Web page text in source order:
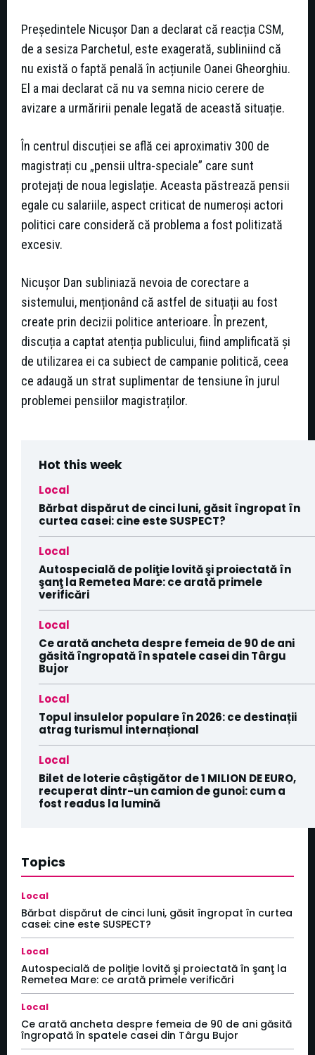
Președintele Nicușor Dan a declarat că reacția CSM,
de a sesiza Parchetul, este exagerată, subliniind că
nu există o faptă penală în acțiunile Oanei Gheorghiu.
El a mai declarat că nu va semna nicio cerere de
avizare a urmăririi penale legată de această situație.
În centrul discuției se află cei aproximativ 300 de
magistrați cu „pensii ultra-speciale” care sunt
protejați de noua legislație. Aceasta păstrează pensii
egale cu salariile, aspect criticat de numeroși actori
politici care consideră că problema a fost politizată
excesiv.
Nicușor Dan subliniază nevoia de corectare a
sistemului, menționând că astfel de situații au fost
create prin decizii politice anterioare. În prezent,
discuția a captat atenția publicului, fiind amplificată și
de utilizarea ei ca subiect de campanie politică, ceea
ce adaugă un strat suplimentar de tensiune în jurul
problemei pensiilor magistraților.
Hot this week
Local
Bărbat dispărut de cinci luni, găsit îngropat în
curtea casei: cine este SUSPECT?
Local
Autospecială de poliţie lovită şi proiectată în
şanţ la Remetea Mare: ce arată primele
verificări
Local
Ce arată ancheta despre femeia de 90 de ani
găsită îngropată în spatele casei din Târgu
Bujor
Local
Topul insulelor populare în 2026: ce destinații
atrag turismul internațional
Local
Bilet de loterie câștigător de 1 MILION DE EURO,
recuperat dintr-un camion de gunoi: cum a
fost readus la lumină
Topics
Local
Bărbat dispărut de cinci luni, găsit îngropat în curtea
casei: cine este SUSPECT?
Local
Autospecială de poliţie lovită şi proiectată în şanţ la
Remetea Mare: ce arată primele verificări
Local
Ce arată ancheta despre femeia de 90 de ani găsită
îngropată în spatele casei din Târgu Bujor